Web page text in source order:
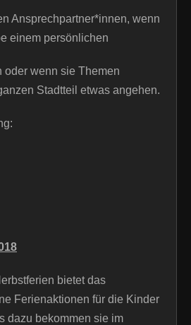
Ansprechpartner*innen, wenn
einem persönlichen
wenn sie Themen
Stadtteil etwas angehen.
bietet das
Ferienaktionen für die Kinder
dazu bekommen sie im